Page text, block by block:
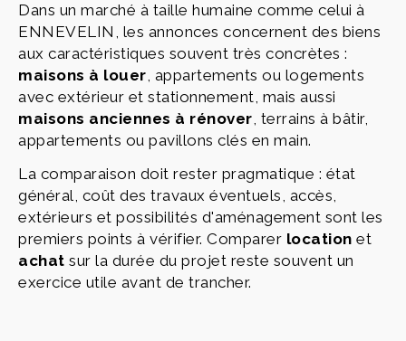
Dans un marché à taille humaine comme celui à
ENNEVELIN, les annonces concernent des biens
aux caractéristiques souvent très concrètes :
maisons à louer, appartements ou logements
avec extérieur et stationnement, mais aussi
maisons anciennes à rénover, terrains à bâtir,
appartements ou pavillons clés en main.
La comparaison doit rester pragmatique : état
général, coût des travaux éventuels, accès,
extérieurs et possibilités d'aménagement sont les
premiers points à vérifier. Comparer location et
achat sur la durée du projet reste souvent un
exercice utile avant de trancher.